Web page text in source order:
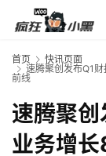
入
口
券
码
中
首页
快讯页面
速腾聚创发布Q1
前线
速腾聚创
业务增